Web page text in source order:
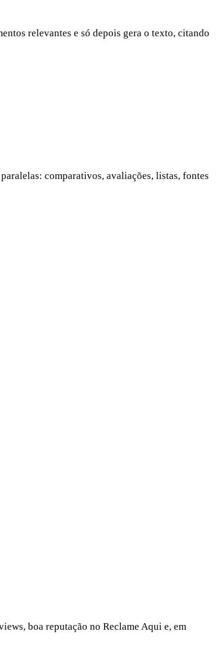
relevantes e só depois gera o texto, citando
comparativos, avaliações, listas, fontes
boa reputação no Reclame Aqui e, em